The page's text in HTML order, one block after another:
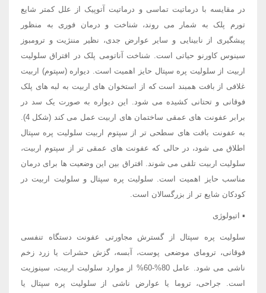
در مقایسه با درماتیت تماسی و درماتیت آتوپیک از علل کمتر شایع
تورم پلک به شمار می روند، شناخت و درمان فوری به منظور
پیشگیری از نابینایی و سایر عوارض جدی، نظیر مننژیت و ترومبوز
سینوس کاورنو حیاتی است. شناخت آناتومی پلک در افتراق سلولیت
اربیت از سلولیت پره سپتال حایز اهمیت است. دیواره (سپتوم) اربیت
غلافی از بافت همبند است که از استخوان های اربیت به لبه های پلک
فوقانی و تحتانی کشیده می شود. این دیواره به صورت یک سد در
برابر عفونت های عمقی ساختمان های اربیت عمل می کند (شکل 4).
به عفونت بافت های سطحی تر از سپتوم اربیت سلولیت پره سپتال
اطلاق می شود، در حالی که عفونت های عمقی تر از سپتوم اربیت،
سلولیت اربیت تلقی می شوند. افتراق بین این وضعیت ها برای درمان
مناسب حایز اهمیت است. سلولیت پره سپتال و سلولیت اربیت در
کودکان شایع تر از بزرگسالان است.
▪ اتیولوژی
سلولیت پره سپتال از گسترش مجاورتی عفونت دستگاه تنفسی
فوقانی، ترومای موضعی پوست، آبسه، گزش حشرات یا زرد زخم
ناشی می شود. عامل 80%-60% از موارد سلولیت اربیت، سینوزیت
است. جراحی، تروما یا عوارض ناشی از سلولیت پره سپتال یا